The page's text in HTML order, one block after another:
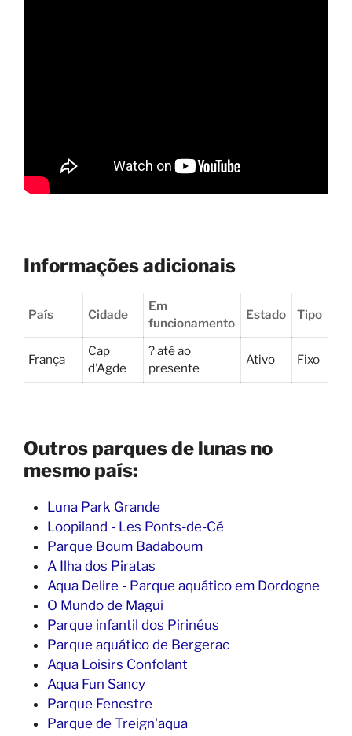
Informações adicionais
País Cidade
Em
funcionamento
Estado Tipo
França
Cap
d'Agde
? até ao
presente
Ativo Fixo
Outros parques de lunas no
mesmo país:
Luna Park Grande
Loopiland - Les Ponts-de-Cé
Parque Boum Badaboum
A Ilha dos Piratas
Aqua Delire - Parque aquático em Dordogne
O Mundo de Magui
Parque infantil dos Pirinéus
Parque aquático de Bergerac
Aqua Loisirs Confolant
Aqua Fun Sancy
Parque Fenestre
Parque de Treign'aqua